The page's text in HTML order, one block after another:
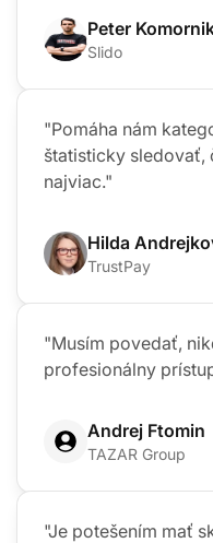
Peter
Slido
"Pomáha nám
štatisticky sledovať,
najviac."
Hilda
TrustPay
"Musím povedať,
profesionálny
Andrej Ftomin
TAZAR Group
"Je potešením mať